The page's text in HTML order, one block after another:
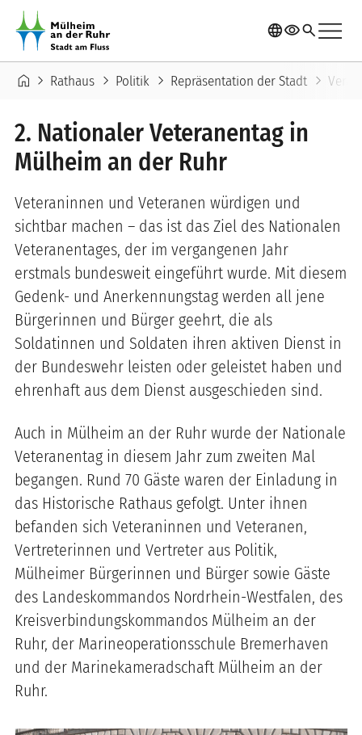
Direkt zum Inhalt
languagevisibilitysearchmenu
Pfadnavigation
home chevron_right Rathaus chevron_right Politik chevron_right Repräsentation der Stadt chevron_right
2. Nationaler Veteranentag in
Mülheim an der Ruhr
Veteraninnen und Veteranen würdigen und
sichtbar machen – das ist das Ziel des Nationalen
Veteranentages, der im vergangenen Jahr
erstmals bundesweit eingeführt wurde. Mit diesem
Gedenk- und Anerkennungstag werden all jene
Bürgerinnen und Bürger geehrt, die als
Soldatinnen und Soldaten ihren aktiven Dienst in
der Bundeswehr leisten oder geleistet haben und
ehrenhaft aus dem Dienst ausgeschieden sind.
Auch in Mülheim an der Ruhr wurde der Nationale
Veteranentag in diesem Jahr zum zweiten Mal
begangen. Rund 70 Gäste waren der Einladung in
das Historische Rathaus gefolgt. Unter ihnen
befanden sich Veteraninnen und Veteranen,
Vertreterinnen und Vertreter aus Politik,
Mülheimer Bürgerinnen und Bürger sowie Gäste
des Landeskommandos Nordrhein-Westfalen, des
Kreisverbindungskommandos Mülheim an der
Ruhr, der Marineoperationsschule Bremerhaven
und der Marinekameradschaft Mülheim an der
Ruhr.